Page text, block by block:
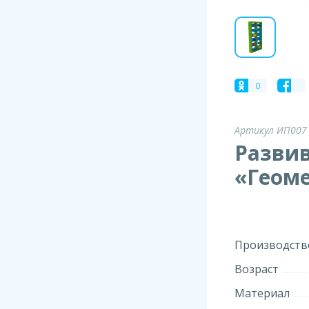
0
Артикул ИП007
Возраст
Материал